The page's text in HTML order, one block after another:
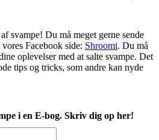
svampe! Du må meget gerne sende
Facebook side: Shroomi. Du må
oplevelser med at salte svampe. Det
tips og tricks, som andre kan nyde
i en E-bog. Skriv dig op her!